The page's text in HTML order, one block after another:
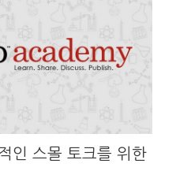
인 스몰 토크를 위한